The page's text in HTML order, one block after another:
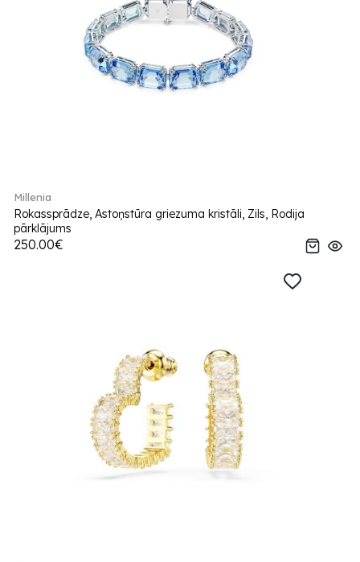
Millenia
Rokassprādze, Astoņstūra griezuma kristāli, Zils, Rodija
pārklājums
250.00€